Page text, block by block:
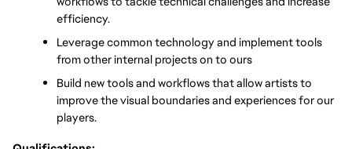
efficiency.
Leverage common technology and implement tools
from other internal projects on to ours
Build new tools and workflows that allow artists to
improve the visual boundaries and experiences for our
players.